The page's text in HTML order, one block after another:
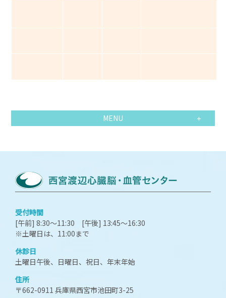
MENU
受付時間
[午前] 8:30～11:30 [午後] 13:45～16:30
※土曜日は、11:00まで
休診日
土曜日午後、日曜日、祝日、年末年始
住所
〒662-0911 兵庫県西宮市池田町3-25